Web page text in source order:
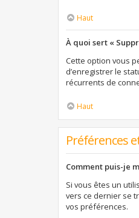
Haut
À quoi sert «
Cette option vous
d’enregistrer le
récurrents de
Haut
Préférences
Comment puis-je
Si vous êtes un
vers ce dernier se
vos préférences.